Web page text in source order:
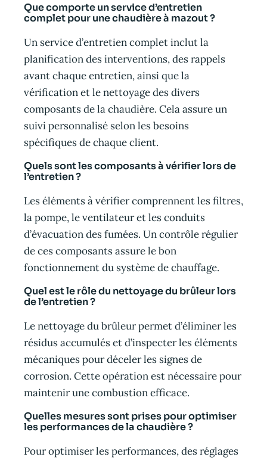
Que comporte un service d’entretien
complet pour une chaudière à mazout ?
Un service d’entretien complet inclut la
planification des interventions, des rappels
avant chaque entretien, ainsi que la
vérification et le nettoyage des divers
composants de la chaudière. Cela assure un
suivi personnalisé selon les besoins
spécifiques de chaque client.
Quels sont les composants à vérifier lors de
l’entretien ?
Les éléments à vérifier comprennent les filtres,
la pompe, le ventilateur et les conduits
d’évacuation des fumées. Un contrôle régulier
de ces composants assure le bon
fonctionnement du système de chauffage.
Quel est le rôle du nettoyage du brûleur lors
de l’entretien ?
Le nettoyage du brûleur permet d’éliminer les
résidus accumulés et d’inspecter les éléments
mécaniques pour déceler les signes de
corrosion. Cette opération est nécessaire pour
maintenir une combustion efficace.
Quelles mesures sont prises pour optimiser
les performances de la chaudière ?
Pour optimiser les performances, des réglages